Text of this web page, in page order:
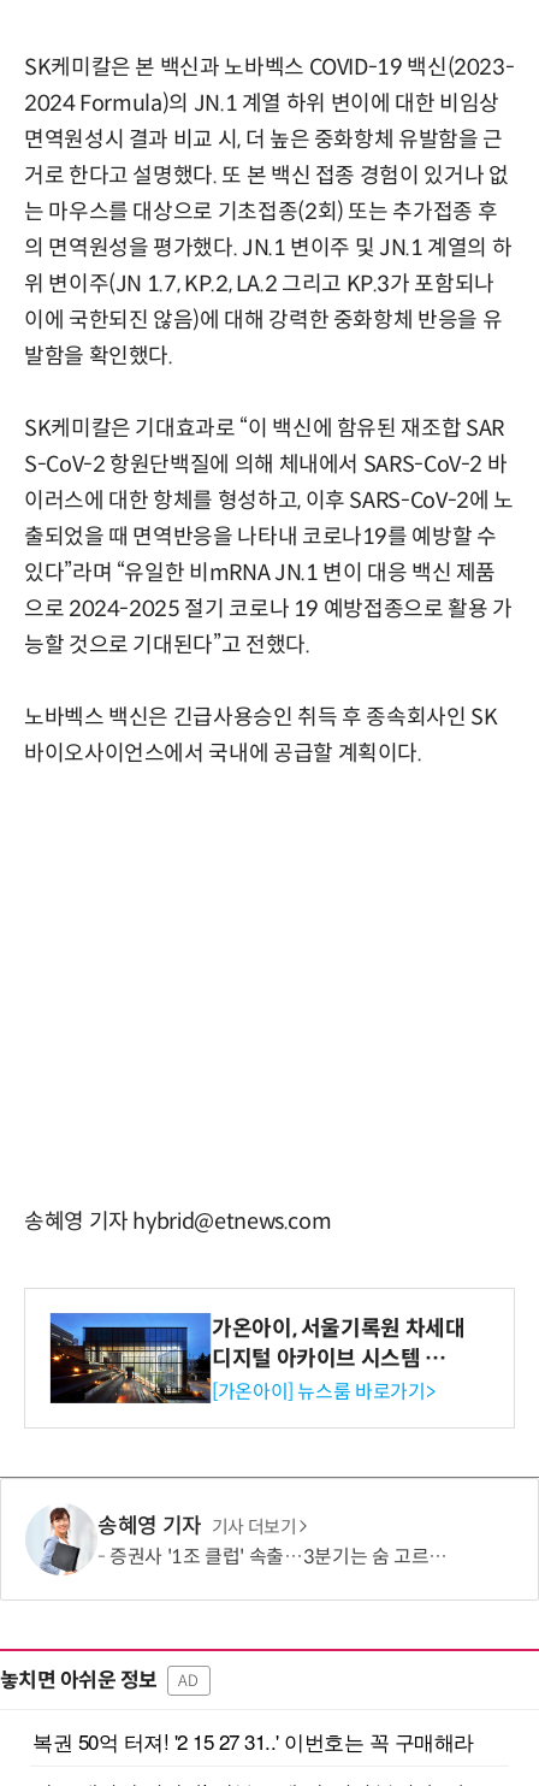
SK케미칼은 본 백신과 노바벡스 COVID-19 백신(2023-
2024 Formula)의 JN.1 계열 하위 변이에 대한 비임상
면역원성시 결과 비교 시, 더 높은 중화항체 유발함을 근
거로 한다고 설명했다. 또 본 백신 접종 경험이 있거나 없
는 마우스를 대상으로 기초접종(2회) 또는 추가접종 후
의 면역원성을 평가했다. JN.1 변이주 및 JN.1 계열의 하
위 변이주(JN 1.7, KP.2, LA.2 그리고 KP.3가 포함되나
이에 국한되진 않음)에 대해 강력한 중화항체 반응을 유
발함을 확인했다.
SK케미칼은 기대효과로 “이 백신에 함유된 재조합 SAR
S-CoV-2 항원단백질에 의해 체내에서 SARS-CoV-2 바
이러스에 대한 항체를 형성하고, 이후 SARS-CoV-2에 노
출되었을 때 면역반응을 나타내 코로나19를 예방할 수
있다”라며 “유일한 비mRNA JN.1 변이 대응 백신 제품
으로 2024-2025 절기 코로나 19 예방접종으로 활용 가
능할 것으로 기대된다”고 전했다.
노바벡스 백신은 긴급사용승인 취득 후 종속회사인 SK
바이오사이언스에서 국내에 공급할 계획이다.
송혜영 기자 hybrid@etnews.com
가온아이, 서울기록원 차세대
디지털 아카이브 시스템 구축
수행
[가온아이] 뉴스룸 바로가기>
송혜영 기자 기사 더보기
증권사 '1조 클럽' 속출…3분기는 숨 고르기 전망
놓치면 아쉬운 정보 AD